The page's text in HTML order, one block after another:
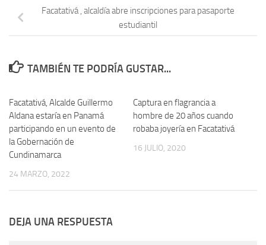
Facatativá , alcaldía abre inscripciones para pasaporte
estudiantil
TAMBIÉN TE PODRÍA GUSTAR...
Facatativá, Alcalde Guillermo
Aldana estaría en Panamá
participando en un evento de
la Gobernación de
Cundinamarca
24 MARZO, 2022
Captura en flagrancia a
hombre de 20 años cuando
robaba joyería en Facatativá
16 JULIO, 2020
DEJA UNA RESPUESTA